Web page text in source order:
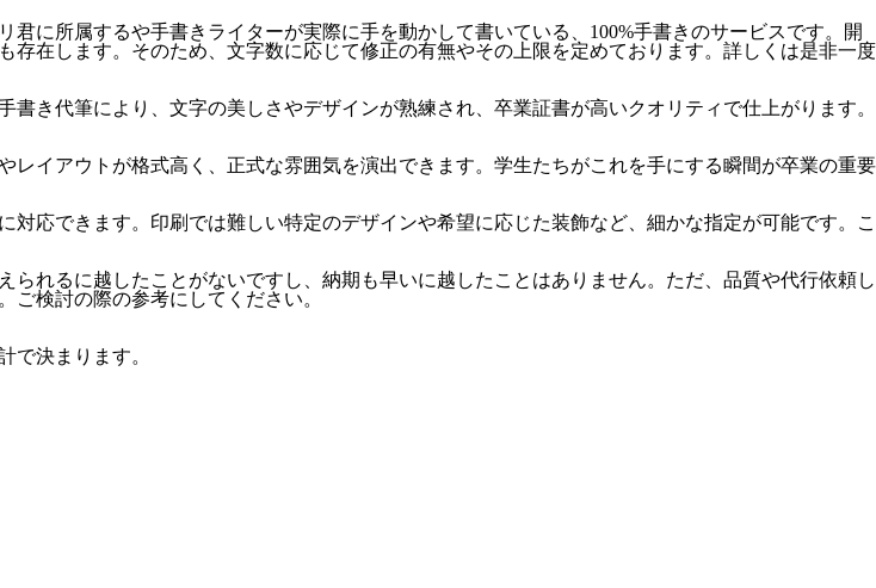
に所属するや手書きライターが実際に手を動かして書いている、100%手書きのサービスです。開
在します。そのため、文字数に応じて修正の有無やその上限を定めております。詳しくは是非一度
き代筆により、文字の美しさやデザインが熟練され、卒業証書が高いクオリティで仕上がります。
イアウトが格式高く、正式な雰囲気を演出できます。学生たちがこれを手にする瞬間が卒業の重要
応できます。印刷では難しい特定のデザインや希望に応じた装飾など、細かな指定が可能です。こ
れるに越したことがないですし、納期も早いに越したことはありません。ただ、品質や代行依頼し
検討の際の参考にしてください。
決まります。